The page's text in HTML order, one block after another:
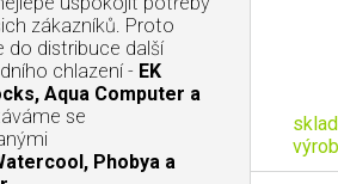
zákazníků. Proto
do distribuce další
chlazení - EK
Aqua Computer a
se
Phobya a